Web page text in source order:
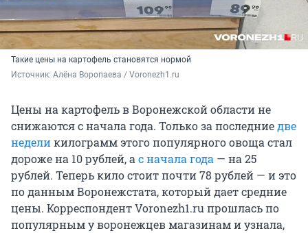
Такие цены на картофель становятся нормой
Источник: Алёна Воропаева / Voronezh1.ru
Цены на картофель в Воронежской области не
снижаются с начала года. Только за последниедве
неделикилограмм этого популярного овоща стал
дороже на 10 рублей, а с начала года — на 25
рублей. Теперь кило стоит почти 78 рублей — и это
по данным Воронежстата, который дает средние
цены. Корреспондент Voronezh1.ru прошлась по
популярным у воронежцев магазинам и узнала,